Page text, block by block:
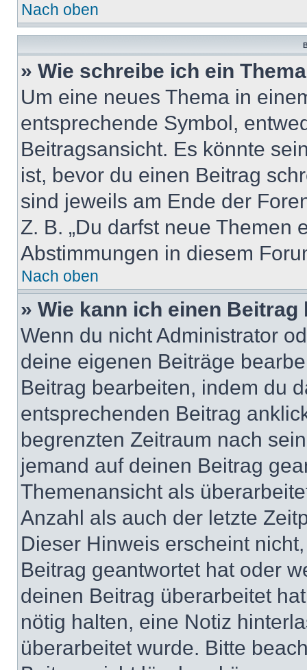
Nach oben
» Wie schreibe ich ein
Um eine neues Thema in
entsprechende Symbol,
Beitragsansicht. Es könnte
ist, bevor du einen Beitrag
sind jeweils am Ende der
Z. B. „Du darfst neue Themen
Abstimmungen in diesem
Nach oben
» Wie kann ich einen
Wenn du nicht Administrator
deine eigenen Beiträge
Beitrag bearbeiten, indem du
entsprechenden Beitrag
begrenzten Zeitraum nach
jemand auf deinen Beitrag
Themenansicht als
Anzahl als auch der letzte
Dieser Hinweis erscheint
Beitrag geantwortet hat oder
deinen Beitrag überarbeitet
nötig halten, eine Notiz
überarbeitet wurde. Bitte